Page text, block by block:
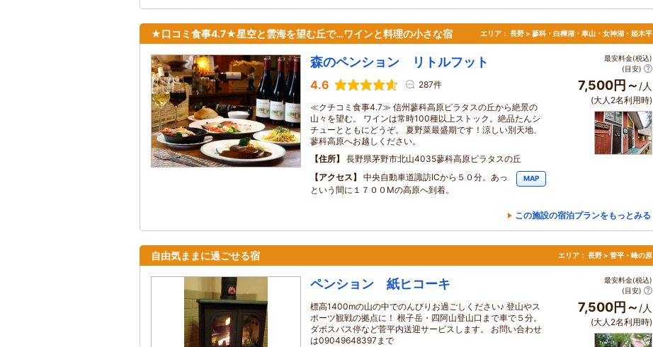
★口コミ食事4.7★星空と雲海を望む丘で…ワインと料理の小さな宿 エリア： 長野 > 蓼科・白樺湖・車山・女神湖・姫木平
森のペンション リトルフット
4.6 287件
≪クチコミ食事4.7≫ 信州蓼科高原ピラタスの丘から絶景の
山々を望む。 ワインは常時100種以上ストック。絶品たんシ
チューとともにどうぞ。 夏野菜最盛期です！涼しい別天地、
蓼科高原へお越しください。
住所
長野県茅野市北山4035蓼科高原ピラタスの丘
アクセス
中央自動車道諏訪ICから５０分。あっ
という間に１７００Mの高原へ到着。
MAP
最安料金(税込)
(目安)
7,500円～/人
(大人2名利用時)
この施設の宿泊プランをもっとみる
自由気ままに過ごせる宿 エリア： 長野 > 菅平・峰の原
ペンション 紙ヒコーキ
標高1400mの山の中でのんびりお過ごしください♪ 登山やス
ポーツ観戦の拠点に！ 根子岳・四阿山登山口まで車で５分。
ダボスバス停など菅平内送迎サービスします。 お問い合わせ
は09049648397まで
最安料金(税込)
(目安)
7,500円～/人
(大人2名利用時)